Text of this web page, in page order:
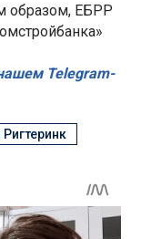
образом, ЕБРР
Telegram-